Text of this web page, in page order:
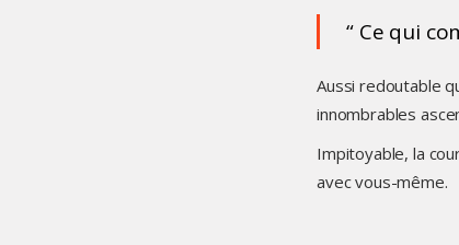
Ce qui
Aussi redoutable
innombrables
Impitoyable, la
avec vous-même.